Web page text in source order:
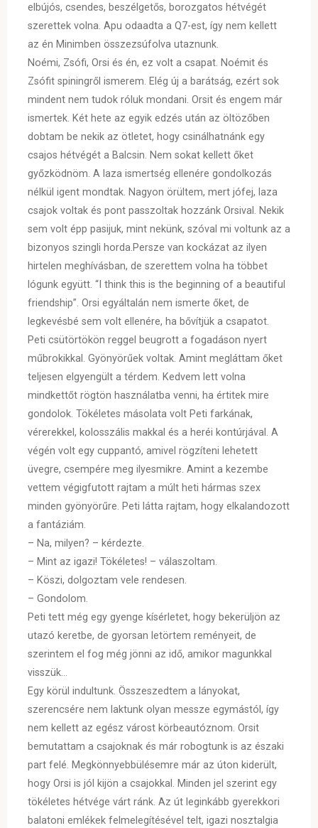
elbújós, csendes, beszélgetős, borozgatos hétvégét
szerettek volna. Apu odaadta a Q7-est, így nem kellett
az én Minimben összezsúfolva utaznunk.
Noémi, Zsófi, Orsi és én, ez volt a csapat. Noémit és
Zsófit spiningről ismerem. Elég új a barátság, ezért sok
mindent nem tudok róluk mondani. Orsit és engem már
ismertek. Két hete az egyik edzés után az öltözőben
dobtam be nekik az ötletet, hogy csinálhatnánk egy
csajos hétvégét a Balcsin. Nem sokat kellett őket
győzködnöm. A laza ismertség ellenére gondolkozás
nélkül igent mondtak. Nagyon örültem, mert jófej, laza
csajok voltak és pont passzoltak hozzánk Orsival. Nekik
sem volt épp pasijuk, mint nekünk, szóval mi voltunk az a
bizonyos szingli horda.Persze van kockázat az ilyen
hirtelen meghívásban, de szerettem volna ha többet
lógunk együtt. “I think this is the beginning of a beautiful
friendship”. Orsi egyáltalán nem ismerte őket, de
legkevésbé sem volt ellenére, ha bővítjük a csapatot.
Peti csütörtökön reggel beugrott a fogadáson nyert
műbrokikkal. Gyönyörűek voltak. Amint megláttam őket
teljesen elgyengült a térdem. Kedvem lett volna
mindkettőt rögtön használatba venni, ha értitek mire
gondolok. Tökéletes másolata volt Peti farkának,
vérerekkel, kolosszális makkal és a heréi kontúrjával. A
végén volt egy cuppantó, amivel rögzíteni lehetett
üvegre, csempére meg ilyesmikre. Amint a kezembe
vettem végigfutott rajtam a múlt heti hármas szex
minden gyönyörűre. Peti látta rajtam, hogy elkalandozott
a fantáziám.
– Na, milyen? – kérdezte.
– Mint az igazi! Tökéletes! – válaszoltam.
– Köszi, dolgoztam vele rendesen.
– Gondolom.
Peti tett még egy gyenge kísérletet, hogy bekerüljön az
utazó keretbe, de gyorsan letörtem reményeit, de
szerintem el fog még jönni az idő, amikor magunkkal
visszük…
Egy körül indultunk. Összeszedtem a lányokat,
szerencsére nem laktunk olyan messze egymástól, így
nem kellett az egész várost körbeautóznom. Orsit
bemutattam a csajoknak és már robogtunk is az északi
part felé. Megkönnyebbülésemre már az úton kiderült,
hogy Orsi is jól kijön a csajokkal. Minden jel szerint egy
tökéletes hétvége várt ránk. Az út leginkább gyerekkori
balatoni emlékek felmelegítésével telt, igazi nosztalgia